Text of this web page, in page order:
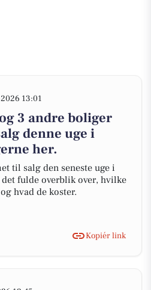
13:01
3 andre boliger
denne uge i
her.
til salg den seneste uge i
fulde overblik over, hvilke
hvad de koster.
Kopiér link